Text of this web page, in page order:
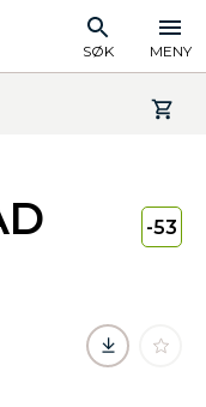
SØK MENY
-53